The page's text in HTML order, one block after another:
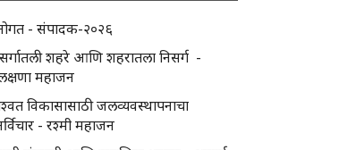
- संपादक-२०२६
शहरे आणि शहरातला निसर्ग -
महाजन
विकासासाठी जलव्यवस्थापनाचा
- रश्मी महाजन